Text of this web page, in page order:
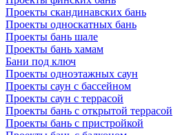
Проекты скандинавских бань
Проекты односкатных бань
Проекты бань шале
Проекты бань хамам
Бани под ключ
Проекты одноэтажных саун
Проекты саун с бассейном
Проекты саун с террасой
Проекты бань с открытой террасой
Проекты бань с пристройкой